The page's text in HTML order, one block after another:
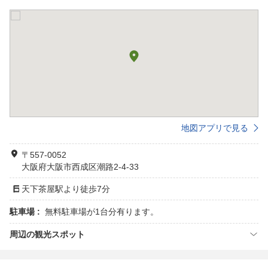
地図アプリで見る
〒557-0052
大阪府大阪市西成区潮路2-4-33
天下茶屋駅より徒歩7分
駐車場 : 無料駐車場が1台分有ります。
周辺の観光スポット